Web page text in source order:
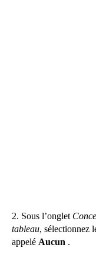
2. Sous l’onglet
tableau, sélectionnez
appelé Aucun .